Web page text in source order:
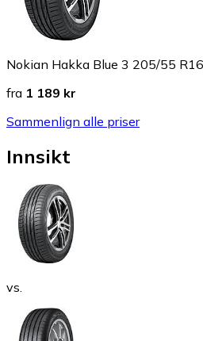
Nokian Hakka Blue 3 205/55 R16
fra 1 189 kr
Sammenlign alle priser
Innsikt
vs.